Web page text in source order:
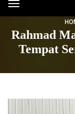
Toggle
navigation
Rahmad
Tempat